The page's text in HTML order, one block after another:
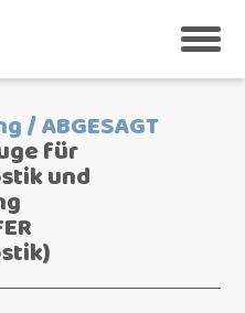
/ ABGESAGT
für
und